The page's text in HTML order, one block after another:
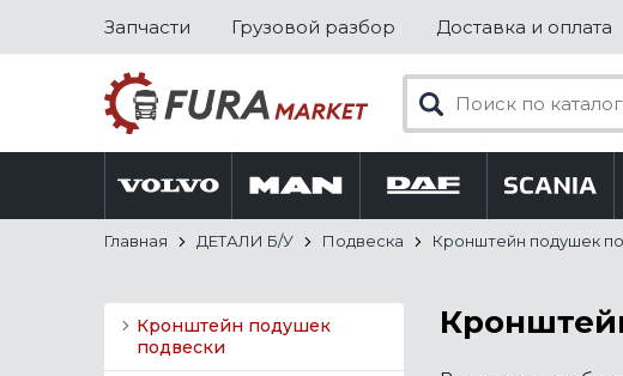
Запчасти Грузовой разбор Доставка и оплата
Главная ДЕТАЛИ Б/У Подвеска Кронштейн подушек
Кронштейн подушек
подвески